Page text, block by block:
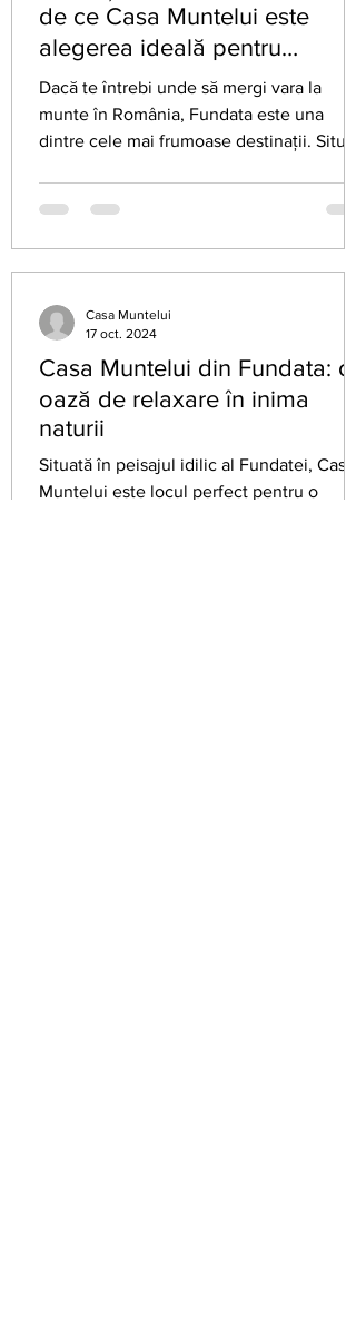
de ce Casa Muntelui este
alegerea ideală pentru
relaxare la munte
Dacă te întrebi unde să mergi vara la
munte în România, Fundata este una
dintre cele mai frumoase destinații.
oferă aer curat, peisaje spectaculoase și
liniștea pe care mulți o caută într-o
vacanță. Casa Muntelui din Fundata este
alegere excelentă pentru cupluri, familii și
grupuri de prieteni care își doresc o
ce să alegi Fundata pentru v
Casa Muntelui din Fundata: o
oază de relaxare în inima
naturii
Situată în peisajul idilic al Fundatei, Casa
Muntelui este locul perfect pentru o
Casa Muntelui
17 oct. 2024